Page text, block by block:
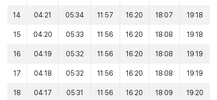
14 04:21 05:34 11:57 16:20 18:07 19:18
15 04:20 05:33 11:56 16:20 18:08 19:18
16 04:19 05:32 11:56 16:20 18:08 19:19
17 04:18 05:32 11:56 16:20 18:08 19:19
18 04:17 05:31 11:56 16:20 18:09 19:20